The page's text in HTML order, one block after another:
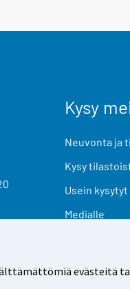
evästeitä
Kysy
Neuvonta ja
Kysy
Usein
Medialle